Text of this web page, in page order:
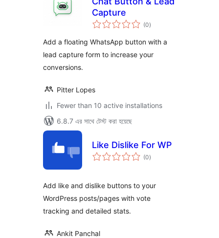
Capture
(0total
ratings
)
Add a floating WhatsApp button with a
lead capture form to increase your
conversions.
Pitter Lopes
Fewer than 10 active installations
6.8.7 এর সাথে টেস্ট করা হয়েছে
Like Dislike For WP
(0total
ratings
)
Add like and dislike buttons to your
WordPress posts/pages with vote
tracking and detailed stats.
Ankit Panchal